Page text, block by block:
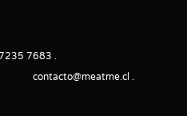
7683
contacto@meatme.cl